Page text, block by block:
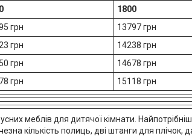
1800
грн
13797 грн
грн
14238 грн
грн
14678 грн
грн 15118 грн
меблів для дитячої кімнати.
кількість полиць, дві штанги для плічок,